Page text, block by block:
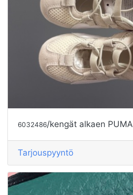
6032486/kengät alkaen PUMA
Tarjouspyyntö